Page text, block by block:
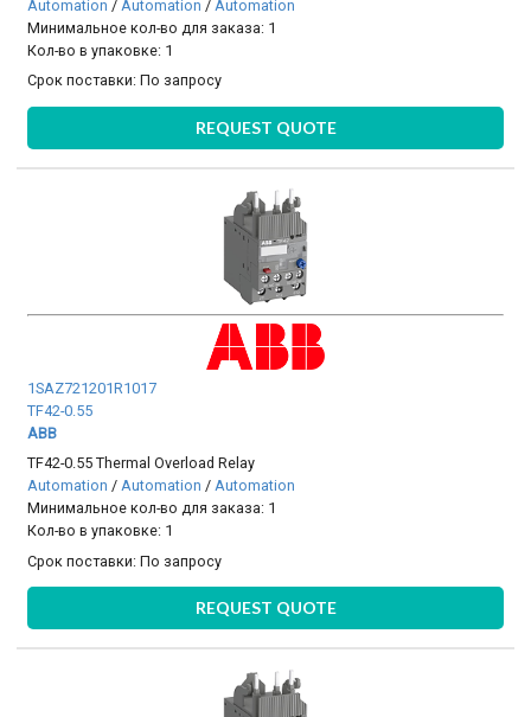
Automation / Automation / Automation
Минимальное кол-во для заказа: 1
Кол-во в упаковке: 1
Срок поставки:По запросу
REQUEST QUOTE
1SAZ721201R1017
TF42-0.55
ABB
TF42-0.55 Thermal Overload Relay
Automation /Automation /Automation
Минимальное кол-во для заказа: 1
Кол-во в упаковке: 1
Срок поставки:По запросу
REQUEST QUOTE